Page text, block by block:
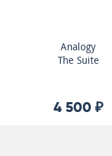
Analogy
The Suite
4 500 ₽